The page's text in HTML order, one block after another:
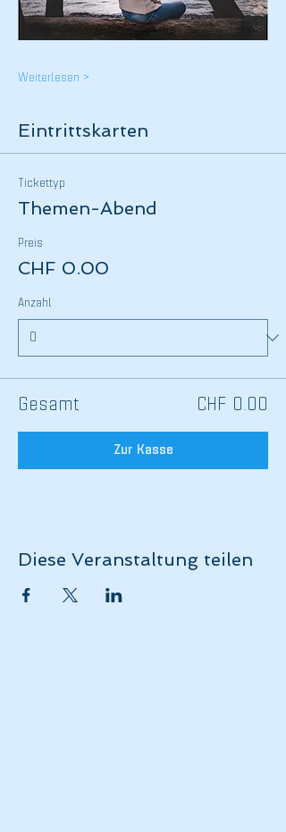
Weiterlesen >
Eintrittskarten
Tickettyp
Themen-Abend
Preis
CHF 0.00
Anzahl
Gesamt CHF 0.00
Zur Kasse
Diese Veranstaltung teilen